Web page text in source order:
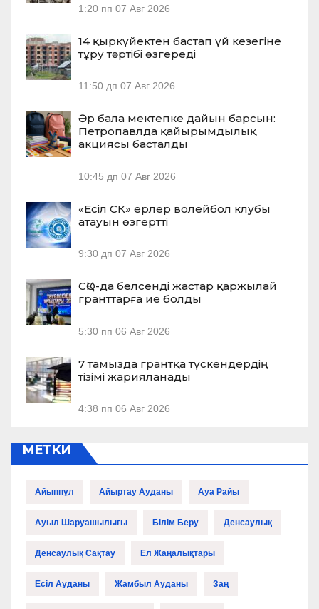
1:20 пп 07 Авг 2026
14 қыркүйектен бастап үй кезегіне
тұру тәртібі өзгереді
11:50 дп 07 Авг 2026
Әр бала мектепке дайын барсын:
Петропавлда қайырымдылық
акциясы басталды
10:45 дп 07 Авг 2026
«Есіл СК» ерлер волейбол клубы
атауын өзгертті
9:30 дп 07 Авг 2026
СҚО-да белсенді жастар қаржылай
гранттарға ие болды
5:30 пп 06 Авг 2026
7 тамызда грантқа түскендердің
тізімі жарияланады
4:38 пп 06 Авг 2026
МЕТКИ
Айыппұл Айыртау Ауданы Ауа Райы
Ауыл Шаруашылығы Білім Беру Денсаулық
Денсаулық Сақтау Ел Жаңалықтары
Есіл Ауданы Жамбыл Ауданы Заң